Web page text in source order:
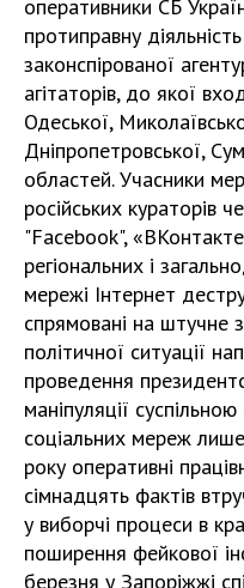
оперативники СБ
протиправну
законспірованої
агітаторів, до якої
Одеської,
Дніпропетровської,
областей. Учасники
російських кураторів
"Facebook",
регіональних і
мережі Інтернет
спрямовані на штучне
політичної ситуації
проведення
маніпуляції
соціальних мереж
року оперативні
сімнадцять фактів
у виборчі процеси в
поширення фейкової
березня у Запоріжжі